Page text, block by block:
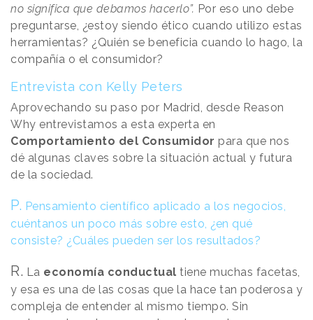
no significa que debamos hacerlo”. Por eso uno debe
preguntarse, ¿estoy siendo ético cuando utilizo estas
herramientas? ¿Quién se beneficia cuando lo hago, la
compañía o el consumidor?
Entrevista con Kelly Peters
Aprovechando su paso por Madrid, desde Reason
Why entrevistamos a esta experta en
Comportamiento del Consumidor para que nos
dé algunas claves sobre la situación actual y futura
de la sociedad.
P. Pensamiento científico aplicado a los negocios,
cuéntanos un poco más sobre esto, ¿en qué
consiste? ¿Cuáles pueden ser los resultados?
R. La economía conductual tiene muchas facetas,
y esa es una de las cosas que la hace tan poderosa y
compleja de entender al mismo tiempo. Sin